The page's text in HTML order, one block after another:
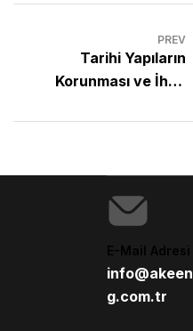
PREV
Tarihi Yapıların
Korunması ve İhya
Geleceğe Taşıyoruz
E-Mail Adresi
info@akeen
g.com.tr